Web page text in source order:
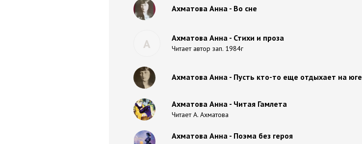
Ахматова Анна - Во сне
А Ахматова Анна - Стихи и проза
Читает автор зап. 1984г
Ахматова Анна - Пусть кто-то еще отдыхает на юге
Ахматова Анна - Читая Гамлета
Читает А. Ахматова
Ахматова Анна - Поэма без героя